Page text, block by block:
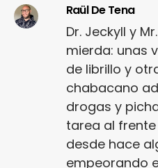
Raül De Tena
Dr. Jeckyll y
mierda: unas
de librillo y
chabacano
drogas y
tarea al
desde hace
empeorando